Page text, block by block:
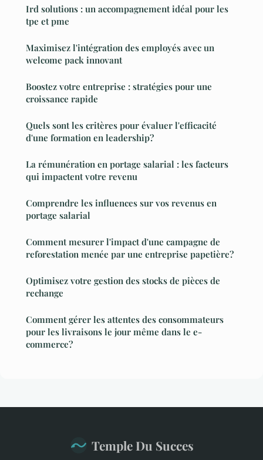
Ird solutions : un accompagnement idéal pour les
tpe et pme
Maximisez l'intégration des employés avec un
welcome pack innovant
Boostez votre entreprise : stratégies pour une
croissance rapide
Quels sont les critères pour évaluer l'efficacité
d'une formation en leadership?
La rémunération en portage salarial : les facteurs
qui impactent votre revenu
Comprendre les influences sur vos revenus en
portage salarial
Comment mesurer l'impact d'une campagne de
reforestation menée par une entreprise papetière?
Optimisez votre gestion des stocks de pièces de
rechange
Comment gérer les attentes des consommateurs
pour les livraisons le jour même dans le e-
commerce?
Temple Du Succes